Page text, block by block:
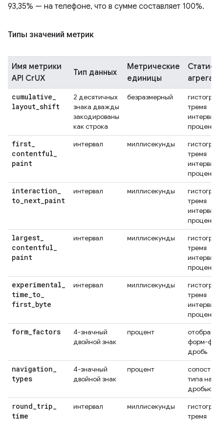
93,35% — на телефоне, что в сумме составляет 100%.
Типы значений метрик
Имя метрики
API CrUX
Тип данных
Метрические
единицы
cumulative_
layout_shift
2 десятичных
знака дважды
закодированы
как строка
безразмерный
тремя
first_
contentful_
paint
интервал миллисекунды
тремя
interaction_
to_next_paint
интервал миллисекунды
тремя
largest_
contentful_
paint
интервал миллисекунды
тремя
experimental_
time_to_
first_byte
интервал миллисекунды
тремя
form_factors
4-значный
двойной знак
процент
форм-
дробь
navigation_
types
4-значный
двойной знак
процент
типа
дробью
round_trip_
time
интервал миллисекунды
тремя